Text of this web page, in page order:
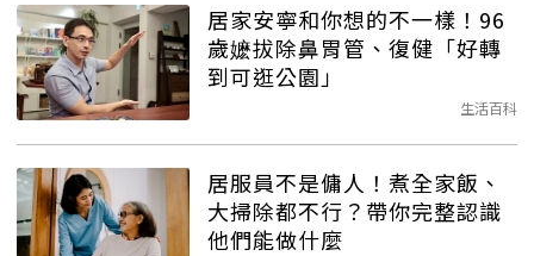
居家安寧和你想的不一樣！96
歲嬷拔除鼻胃管、復健「好轉
到可逛公園」
生活百科
居服員不是傭人！煮全家飯、
大掃除都不行？帶你完整認識
他們能做什麼